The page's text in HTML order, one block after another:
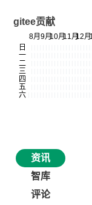
gitee贡献
资讯
智库
评论